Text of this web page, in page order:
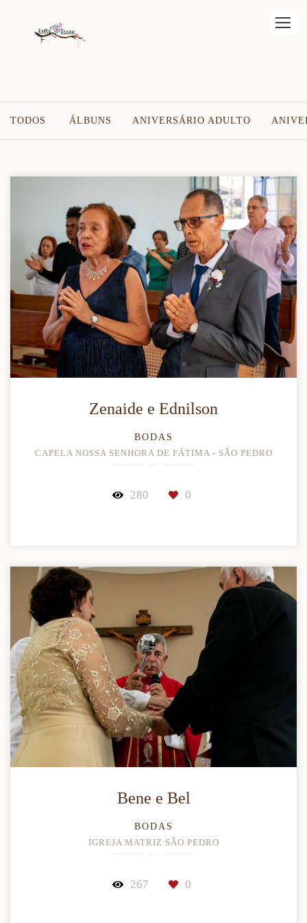
TODOS ÁLBUNS ANIVERSÁRIO ADULTO
Zenaide e Ednilson
BODAS
CAPELA NOSSA SENHORA DE FÁTIMA - SÃO PEDRO
280 0
Bene e Bel
BODAS
IGREJA MATRIZ SÃO PEDRO
267 0